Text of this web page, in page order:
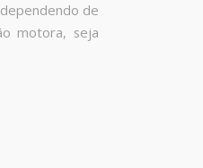
de
motora, seja